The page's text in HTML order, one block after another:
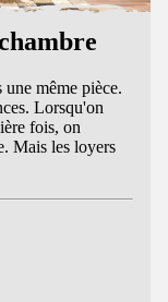
même pièce.
Lorsqu'on
fois, on
Mais les loyers